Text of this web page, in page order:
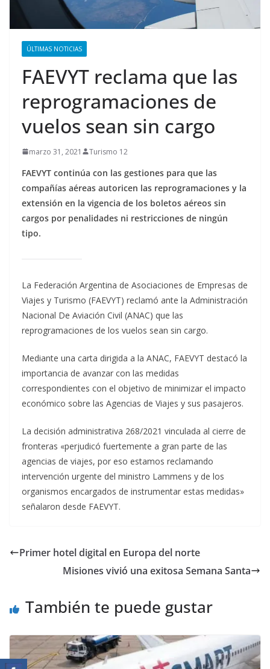
ÚLTIMAS NOTICIAS
FAEVYT reclama que las
reprogramaciones de
vuelos sean sin cargo
marzo 31, 2021 Turismo 12
FAEVYT continúa con las gestiones para que las
compañías aéreas autoricen las reprogramaciones y la
extensión en la vigencia de los boletos aéreos sin
cargos por penalidades ni restricciones de ningún
tipo.
La Federación Argentina de Asociaciones de Empresas de
Viajes y Turismo (FAEVYT) reclamó ante la Administración
Nacional De Aviación Civil (ANAC) que las
reprogramaciones de los vuelos sean sin cargo.
Mediante una carta dirigida a la ANAC, FAEVYT destacó la
importancia de avanzar con las medidas
correspondientes con el objetivo de minimizar el impacto
económico sobre las Agencias de Viajes y sus pasajeros.
La decisión administrativa 268/2021 vinculada al cierre de
fronteras «perjudicó fuertemente a gran parte de las
agencias de viajes, por eso estamos reclamando
intervención urgente del ministro Lammens y de los
organismos encargados de instrumentar estas medidas»
señalaron desde FAEVYT.
Primer hotel digital en Europa del norte
Misiones vivió una exitosa Semana Santa
También te puede gustar